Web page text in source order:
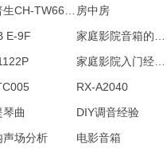
房中房
E-9F
RX-A2040
琴曲
DIY调音经验
声场分析
电影音箱